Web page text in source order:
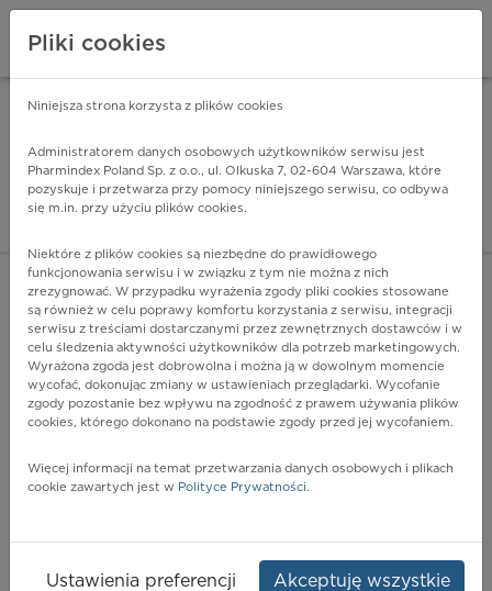
Pharmindex - lider
ZALOGUJ SIĘ
POKAŻ FILTRY
Pharmindex
Pliki cookies
Niniejsza strona korzysta z plików cookies
Administratorem danych osobowych użytkowników serwisu jest
Pharmindex Poland Sp. z o.o., ul. Olkuska 7, 02-604 Warszawa, które
pozyskuje i przetwarza przy pomocy niniejszego serwisu, co odbywa
się m.in. przy użyciu plików cookies.
Niektóre z plików cookies są niezbędne do prawidłowego
funkcjonowania serwisu i w związku z tym nie można z nich
zrezygnować. W przypadku wyrażenia zgody pliki cookies stosowane
są również w celu poprawy komfortu korzystania z serwisu, integracji
serwisu z treściami dostarczanymi przez zewnętrznych dostawców i w
celu śledzenia aktywności użytkowników dla potrzeb marketingowych.
Wyrażona zgoda jest dobrowolna i można ją w dowolnym momencie
wycofać, dokonując zmiany w ustawieniach przeglądarki. Wycofanie
zgody pozostanie bez wpływu na zgodność z prawem używania plików
cookies, którego dokonano na podstawie zgody przed jej wycofaniem.
Więcej informacji na temat przetwarzania danych osobowych i plikach
cookie zawartych jest w Polityce Prywatności.
Ustawienia preferencji Akceptuję wszystkie
ZA DARMO - w Google Play INSTALUJ